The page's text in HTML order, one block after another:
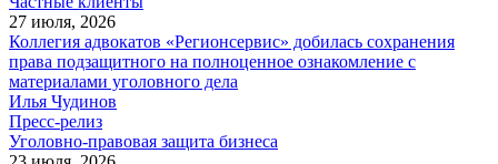
27 июля, 2026
Коллегия адвокатов «Регионсервис» добилась сохранения
права подзащитного на полноценное ознакомление с
материалами уголовного дела
Илья Чудинов
Пресс-релиз
Уголовно-правовая защита бизнеса